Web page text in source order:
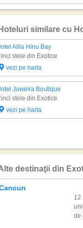
Hoteluri similare cu
Alila Hinu Bay
stele din Exotice
vezi pe harta
Juweira Boutique
stele din Exotice
vezi pe harta
destinaţii din
12
de